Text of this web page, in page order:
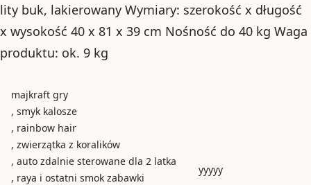
lity buk, lakierowany Wymiary: szerokość x długość
x wysokość 40 x 81 x 39 cm Nośność do 40 kg Waga
produktu: ok. 9 kg
majkraft gry
, smyk kalosze
, rainbow hair
, zwierzątka z koralików
, auto zdalnie sterowane dla 2 latka
, raya i ostatni smok zabawki
yyyyy